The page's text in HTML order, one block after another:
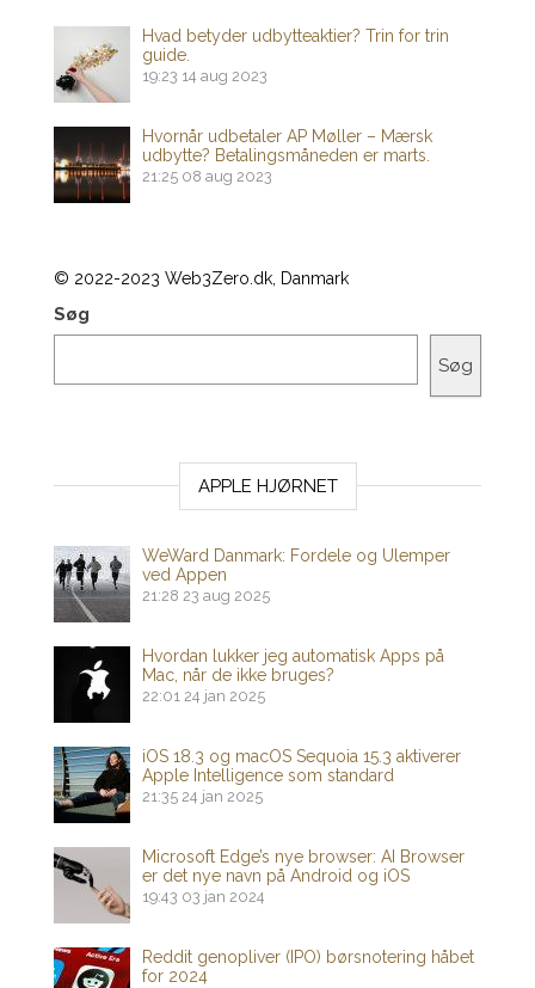
Hvad betyder udbytteaktier? Trin for trin
guide.
19:23 14 aug 2023
Hvornår udbetaler AP Møller – Mærsk
udbytte? Betalingsmåneden er marts.
21:25 08 aug 2023
© 2022-2023 Web3Zero.dk, Danmark
Søg
Søg
APPLE HJØRNET
WeWard Danmark: Fordele og Ulemper
ved Appen
21:28 23 aug 2025
Hvordan lukker jeg automatisk Apps på
Mac, når de ikke bruges?
22:01 24 jan 2025
iOS 18.3 og macOS Sequoia 15.3 aktiverer
Apple Intelligence som standard
21:35 24 jan 2025
Microsoft Edge’s nye browser: AI Browser
er det nye navn på Android og iOS
19:43 03 jan 2024
Reddit genopliver (IPO) børsnotering håbet
for 2024